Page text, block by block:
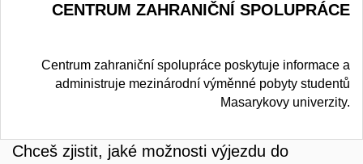
CENTRUM ZAHRANIČNÍ SPOLUPRÁCE
Centrum zahraniční spolupráce poskytuje informace a
administruje mezinárodní výměnné pobyty studentů
Masarykovy univerzity.
Chceš zjistit, jaké možnosti výjezdu do